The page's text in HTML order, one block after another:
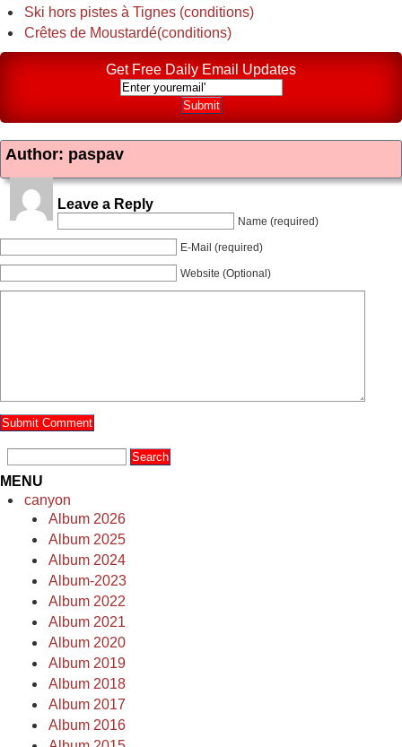
Ski hors pistes à Tignes (conditions)
Crêtes de Moustardé(conditions)
Get Free Daily Email Updates
Author: paspav
Leave a Reply
Name (required)
E-Mail (required)
Website (Optional)
MENU
canyon
Album 2026
Album 2025
Album 2024
Album-2023
Album 2022
Album 2021
Album 2020
Album 2019
Album 2018
Album 2017
Album 2016